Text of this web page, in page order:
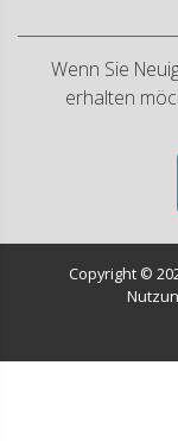
Wenn Sie
erhalten
Copyright ©